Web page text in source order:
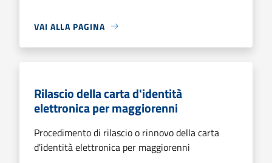
VAI ALLA PAGINA
Rilascio della carta d'identità
elettronica per maggiorenni
Procedimento di rilascio o rinnovo della carta
d'identità elettronica per maggiorenni